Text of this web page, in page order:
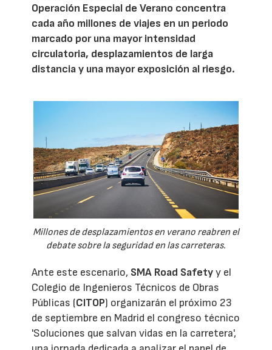
Operación Especial de Verano concentra
cada año millones de viajes en un periodo
marcado por una mayor intensidad
circulatoria, desplazamientos de larga
distancia y una mayor exposición al riesgo.
Millones de desplazamientos en verano reabren el
debate sobre la seguridad en las carreteras.
Ante este escenario, SMA Road Safetyy el
Colegio de Ingenieros Técnicos de Obras
Públicas (CITOP) organizarán el próximo 23
de septiembre en Madrid el congreso técnico
'Soluciones que salvan vidas en la carretera',